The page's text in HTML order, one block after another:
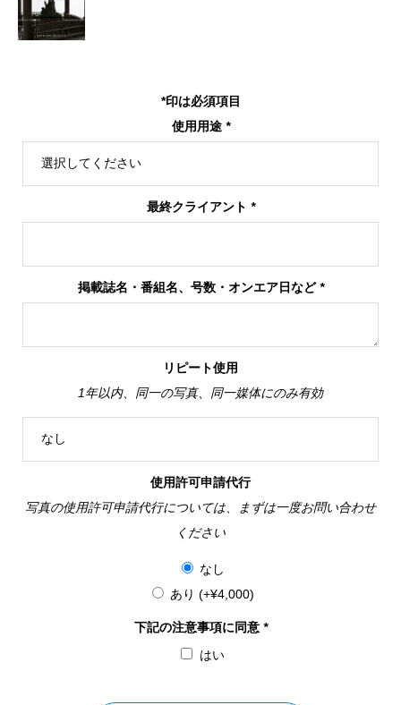
*印は必須項目
使用用途 *
最終クライアント *
掲載誌名・番組名、号数・オンエア日など*
リピート使用
1年以内、同一の写真、同一媒体にのみ有効
使用許可申請代行
写真の使用許可申請代行については、まずは一度お問い合わせ
ください
なし
あり (+¥4,000)
下記の注意事項に同意 *
はい